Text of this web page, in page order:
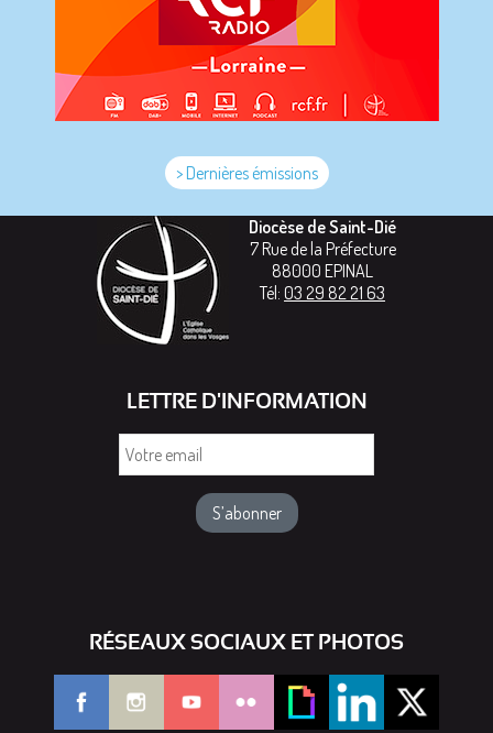
> Dernières émissions
Diocèse de Saint-Dié
7 Rue de la Préfecture
88000 EPINAL
Tél: 03 29 82 21 63
LETTRE D'INFORMATION
RÉSEAUX SOCIAUX ET PHOTOS